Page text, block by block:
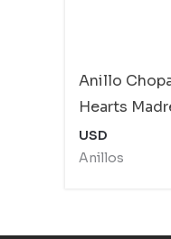
Anillo
Hearts
USD
Anillos